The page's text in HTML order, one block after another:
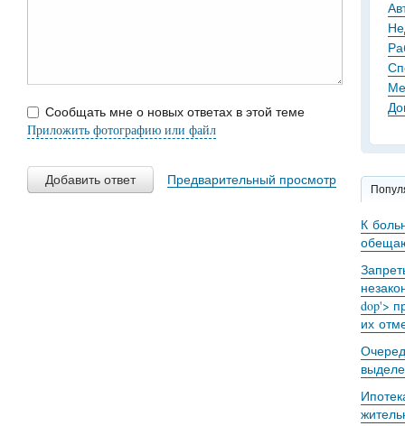
Сообщать мне о новых ответах в этой теме
Приложить фотографию или файл
Добавить ответ Предварительный просмотр
К
dop'>
их